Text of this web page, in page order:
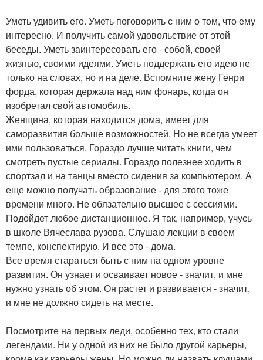
Уметь удивить его. Уметь поговорить с ним о том, что ему
интересно. И получить самой удовольствие от этой
беседы. Уметь заинтересовать его - собой, своей
жизнью, своими идеями. Уметь поддержать его идею не
только на словах, но и на деле. Вспомните жену Генри
форда, которая держала над ним фонарь, когда он
изобретал свой автомобиль.
Женщина, которая находится дома, имеет для
саморазвития больше возможностей. Но не всегда умеет
ими пользоваться. Гораздо лучше читать книги, чем
смотреть пустые сериалы. Гораздо полезнее ходить в
спортзал и на танцы вместо сидения за компьютером. А
еще можно получать образование - для этого тоже
времени много. Не обязательно высшее с сессиями.
Подойдет любое дистанционное. Я так, например, учусь
в школе Вячеслава рузова. Слушаю лекции в своем
темпе, конспектирую. И все это - дома.
Все время стараться быть с ним на одном уровне
развития. Он узнает и осваивает новое - значит, и мне
нужно узнать об этом. Он растет и развивается - значит,
и мне не должно сидеть на месте.
Посмотрите на первых леди, особенно тех, кто стали
легендами. Ни у одной из них не было другой карьеры,